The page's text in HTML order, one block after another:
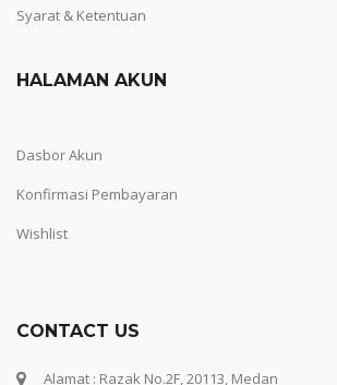
Syarat & Ketentuan
HALAMAN AKUN
Dasbor Akun
Konfirmasi Pembayaran
Wishlist
CONTACT US
Alamat : Razak No.2F, 20113, Medan